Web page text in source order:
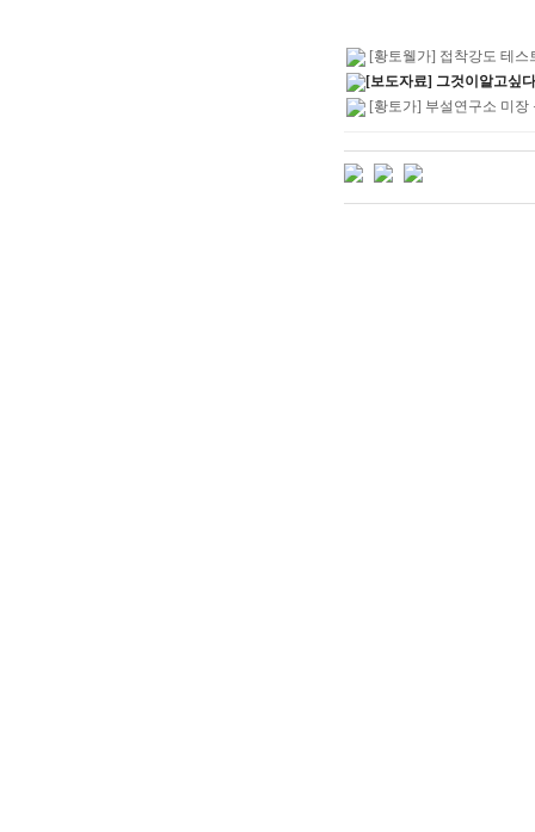
[황토웰가] 접착강도 테스
[보도자료] 그것이알고싶
[황토가] 부설연구소 미장